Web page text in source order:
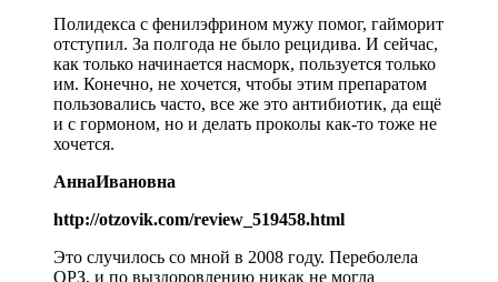
Полидекса с фенилэфрином мужу помог, гайморит
отступил. За полгода не было рецидива. И сейчас,
как только начинается насморк, пользуется только
им. Конечно, не хочется, чтобы этим препаратом
пользовались часто, все же это антибиотик, да ещё
и с гормоном, но и делать проколы как-то тоже не
хочется.
АннаИвановна
http://otzovik.com/review_519458.html
Это случилось со мной в 2008 году. Переболела
ОРЗ, и по выздоровлению никак не могла